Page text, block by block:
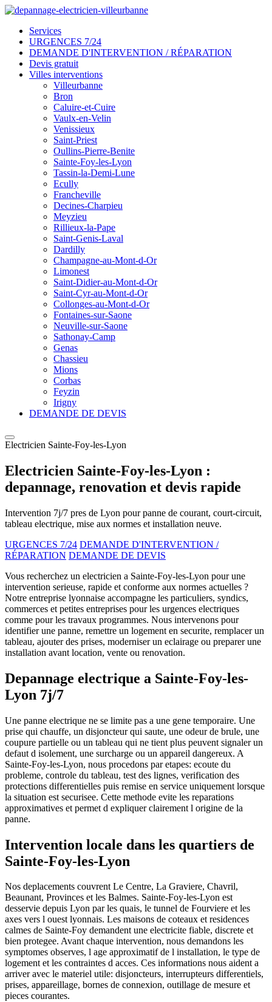
Services
URGENCES 7/24
DEMANDE D'INTERVENTION / RÉPARATION
Devis gratuit
Villes interventions
Villeurbanne
Bron
Caluire-et-Cuire
Vaulx-en-Velin
Venissieux
Saint-Priest
Oullins-Pierre-Benite
Sainte-Foy-les-Lyon
Tassin-la-Demi-Lune
Ecully
Francheville
Decines-Charpieu
Meyzieu
Rillieux-la-Pape
Saint-Genis-Laval
Dardilly
Champagne-au-Mont-d-Or
Limonest
Saint-Didier-au-Mont-d-Or
Saint-Cyr-au-Mont-d-Or
Collonges-au-Mont-d-Or
Fontaines-sur-Saone
Neuville-sur-Saone
Sathonay-Camp
Genas
Chassieu
Mions
Corbas
Feyzin
Irigny
DEMANDE DE DEVIS
Electricien Sainte-Foy-les-Lyon
Electricien Sainte-Foy-les-Lyon :
depannage, renovation et devis rapide
Intervention 7j/7 pres de Lyon pour panne de courant, court-circuit,
tableau electrique, mise aux normes et installation neuve.
URGENCES 7/24 DEMANDE D'INTERVENTION /
RÉPARATION DEMANDE DE DEVIS
Vous recherchez un electricien a Sainte-Foy-les-Lyon pour une
intervention serieuse, rapide et conforme aux normes actuelles ?
Notre entreprise lyonnaise accompagne les particuliers, syndics,
commerces et petites entreprises pour les urgences electriques
comme pour les travaux programmes. Nous intervenons pour
identifier une panne, remettre un logement en securite, remplacer un
tableau, ajouter des prises, moderniser un eclairage ou preparer une
installation avant location, vente ou renovation.
Depannage electrique a Sainte-Foy-les-
Lyon 7j/7
Une panne electrique ne se limite pas a une gene temporaire. Une
prise qui chauffe, un disjoncteur qui saute, une odeur de brule, une
coupure partielle ou un tableau qui ne tient plus peuvent signaler un
defaut d isolement, une surcharge ou un appareil dangereux. A
Sainte-Foy-les-Lyon, nous procedons par etapes: ecoute du
probleme, controle du tableau, test des lignes, verification des
protections differentielles puis remise en service uniquement lorsque
la situation est securisee. Cette methode evite les reparations
approximatives et permet d expliquer clairement l origine de la
panne.
Intervention locale dans les quartiers de
Sainte-Foy-les-Lyon
Nos deplacements couvrent Le Centre, La Graviere, Chavril,
Beaunant, Provinces et les Balmes. Sainte-Foy-les-Lyon est
desservie depuis Lyon par les quais, le tunnel de Fourviere et les
axes vers l ouest lyonnais. Les maisons de coteaux et residences
calmes de Sainte-Foy demandent une electricite fiable, discrete et
bien protegee. Avant chaque intervention, nous demandons les
symptomes observes, l age approximatif de l installation, le type de
logement et les contraintes d acces. Ces informations nous aident a
arriver avec le materiel utile: disjoncteurs, interrupteurs differentiels,
prises, appareillage, bornes de connexion, outillage de mesure et
pieces courantes.